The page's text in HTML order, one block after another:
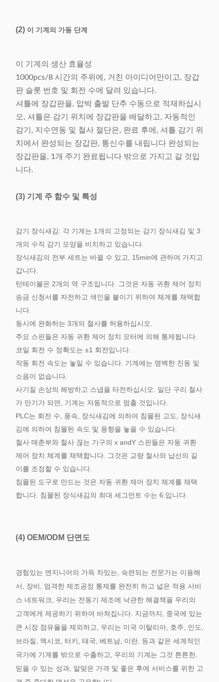
MOQ
차원
(L) 1050* (W) 1800* (H)
1500mm
(2) 이 기계의 가동 단계
이 기계의 생산 효율성
1000pcs/8 시간의 주위에, 거친 아이디어만이고, 장갑
판 슬롯 번호 및 회전 수에 달려 있습니다.
셔틀에 장갑판을, 압박 출발 단추 수동으로 적재하십시
오, 셔틀은 감기 위치에 장갑판을 배달하고, 자동적인
감기, 지수연동 및 철사 절단은, 완료 후에, 셔틀 감기 위
치에서 완성되는 장갑판, 통신수를 내립니다 완성되는
장갑판을, 1개 주기 완료됩니다 밖으로 가지고 갈 것입
니다.
(3) 기계 주 함수 및 특성
감기 장식새김: 각 기계는 1개의 고정되는 감기 장식새김 및 3
개의 수직 감기 모양을 비치하고 있습니다.
장식새김의 전부 세트는 바뀔 수 있고, 15min에 관하여 가지고
갑니다.
턴테이블은 2개의 역 구조입니다. 그것은 자동 귀환 제어 장치
송금 신청서를 자전하고 색인을 붙이기 위하여 체계를 채택합
니다.
동시에 완화하는 3개의 철사를 허용하십시오.
주요 스핀들은 자동 귀환 제어 장치 모터에 의해 통제됩니다.
코일 회전 수 정확도는 ±1 회전입니다.
작동 회전 속도는 놓일 수 있습니다. 기계에는 명백한 진동 및
소음이 없습니다.
사기질 손상의 해방하고 스냅을 타전하십시오. 일단 구리 철사
가 만기가 되면, 기계는 자동적으로 멈출 것입니다.
PLC는 회전 수, 풍속, 장식새김에 의하여 침몰된 고도, 장식새
김에 의하여 침몰된 속도 및 풍향을 놓을 수 있습니다.
철사 매춘부와 철사 끊는 기구의 x andY 스핀들은 자동 귀환
제어 장치 체계를 채택합니다. 그것은 교량 철사와 납선의 길
이를 조정할 수 있습니다.
침몰된 도구로 만드는 것은 자동 귀환 제어 장치 체계를 채택
합니다. 침몰된 장식새김의 최대 세그먼트 수는 6.입니다.
(4) OEM/ODM 단면도
경험있는 엔지니어의 가득 차있는, 숙련되는 전문가는 이용해
서, 장비, 엄격한 제조공정 통제를 완전히 하고 넓은 적용 서비
스 네트워크, 우리는 전동기 제조에 낙관한 해결책을 우리의
고객에게 제공하기 위하여 바쳐집니다. 지금까지, 중국에 있는
큰 시장 점유율을 제외하고, 우리는 미국 이탈리아, 호주, 인도,
브라질, 멕시코, 터키, 태국, 베트남, 이란, 등과 같은 세계적인
국가에 기계를 밖으로 수출하고, 우리의 기계는 그것 튼튼한,
믿을 수 있는 성과, 알맞은 가격 및 좋은 후에 서비스를 위한 고